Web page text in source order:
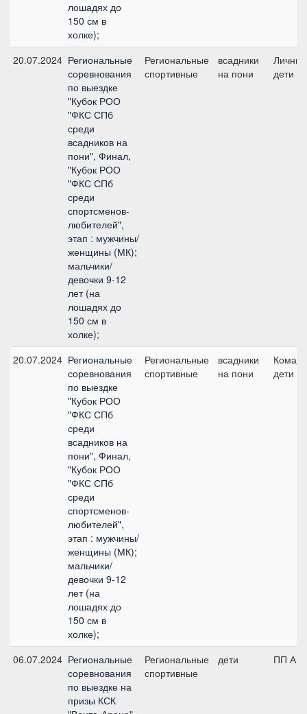
лошадях до
150 см в
холке);
20.07.2024 Региональные
соревнования
по выездке
"Кубок РОО
"ФКС СПб
среди
всадников на
пони", Финал,
"Кубок РОО
"ФКС СПб
среди
спортсменов-
любителей",
этап : мужчины/
женщины (МК);
мальчики/
девочки 9-12
лет (на
лошадях до
150 см в
холке);
Региональные
спортивные
всадники
на пони
дети
20.07.2024 Региональные
соревнования
по выездке
"Кубок РОО
"ФКС СПб
среди
всадников на
пони", Финал,
"Кубок РОО
"ФКС СПб
среди
спортсменов-
любителей",
этап : мужчины/
женщины (МК);
мальчики/
девочки 9-12
лет (на
лошадях до
150 см в
холке);
Региональные
спортивные
всадники
на пони
дети
06.07.2024 Региональные
соревнования
по выездке на
призы КСК
Региональные
спортивные
дети ПП А,